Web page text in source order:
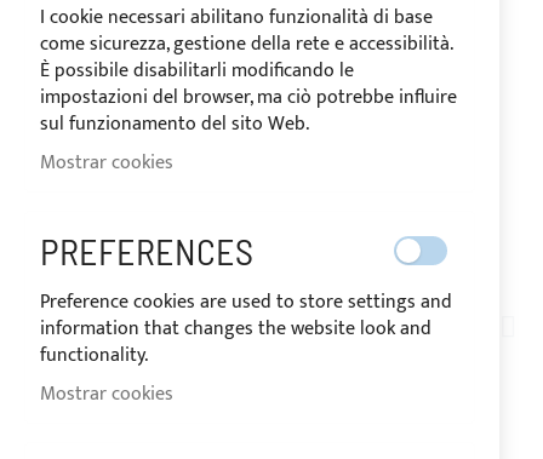
AT05-001
BASE PARA TUBO EN
ENVÍO EN 24/48 HORAS
Saltar
comienzo
I cookie necessari abilitano funzionalità di base
come sicurezza, gestione della rete e accessibilità.
È possibile disabilitarli modificando le
impostazioni del browser, ma ciò potrebbe influire
sul funzionamento del sito Web.
Mostrar cookies
PREFERENCES
Preference cookies are used to store settings and
information that changes the website look and
functionality.
Mostrar cookies